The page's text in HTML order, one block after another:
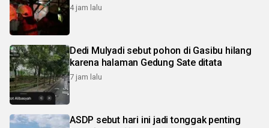
4 jam lalu
Dedi Mulyadi sebut pohon di Gasibu hilang
karena halaman Gedung Sate ditata
7 jam lalu
ASDP sebut hari ini jadi tonggak penting